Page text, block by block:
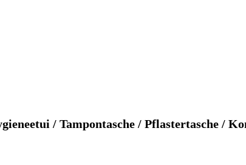
/ Tampontasche / Pflastertasche /